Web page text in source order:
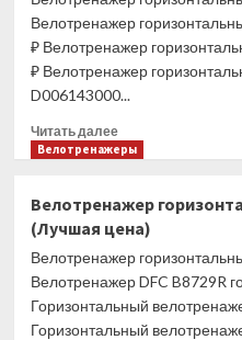
PROB-
108
(Лучшая
цена)
Велотренажер
₽ Велотренажер
₽ Велотренажер
D006143000...
Читать далееПрочитать
больше
горизонтальный
VictoryFit
VF-
D006
(Лучшая
цена)
Велотренажеры
Велотренажер
(Лучшая цена)
Велотренажер
Велотренажер DFC B8729R
Горизонтальный
Горизонтальный